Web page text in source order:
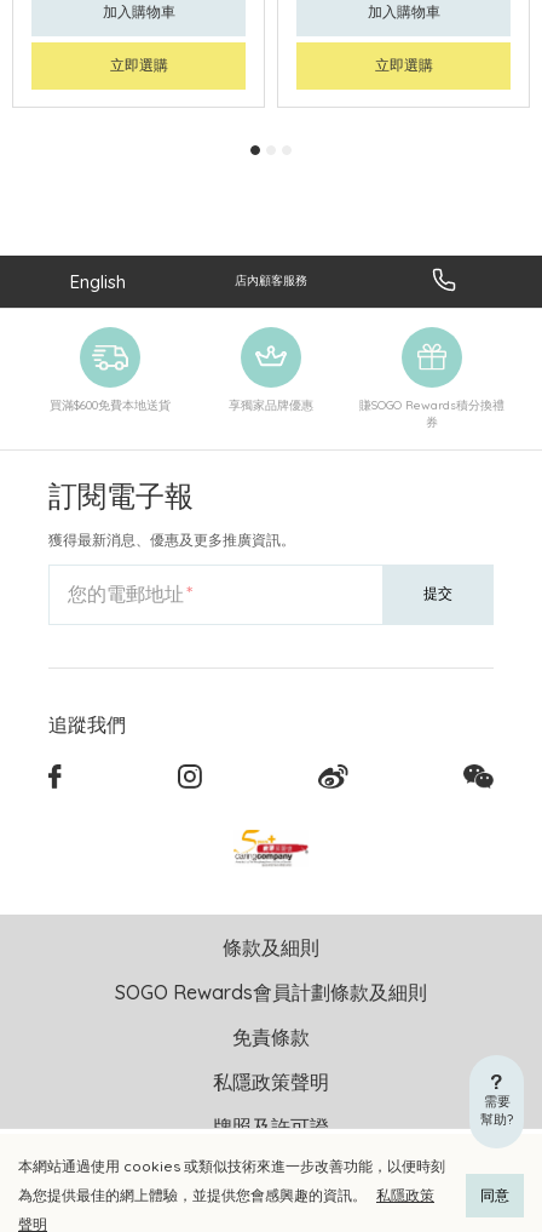
加入購物車 立即選購
加入購物車
立即選購
加入購物車
立即選購
本網站通過使用 cookies 或類似技術來進一步改善功能，以便時刻
為您提供最佳的網上體驗，並提供您會感興趣的資訊。
私隱政策
聲明
同意
需要
幫助?
English 店內顧客服務
買滿$600免費本地送貨 享獨家品牌優惠
賺SOGO Rewards積分換禮
券
訂閱電子報
獲得最新消息、優惠及更多推廣資訊。
您的電郵地址 提交
追蹤我們
版權聲明 © 2026 崇光(香港)百貨有限公司 版權所有 不得轉載
條款及細則
SOGO Rewards會員計劃條款及細則
免責條款
私隱政策聲明
牌照及許可證